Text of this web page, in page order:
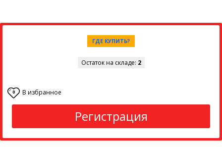
ГДЕ КУПИТЬ?
Остаток на складе: 2
0 В избранное
Регистрация